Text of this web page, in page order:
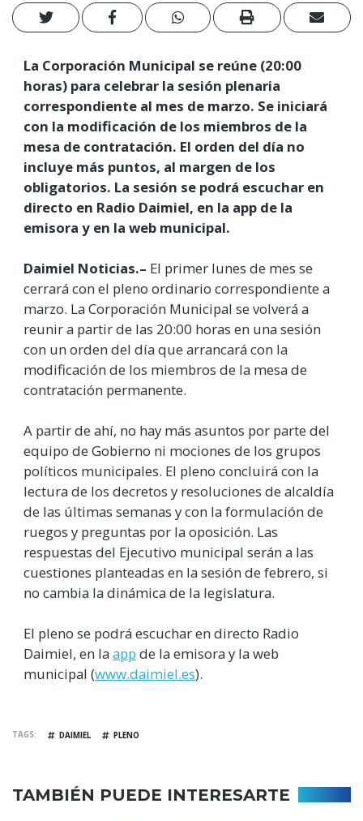
La Corporación Municipal se reúne (20:00
horas) para celebrar la sesión plenaria
correspondiente al mes de marzo. Se iniciará
con la modificación de los miembros de la
mesa de contratación. El orden del día no
incluye más puntos, al margen de los
obligatorios. La sesión se podrá escuchar en
directo en Radio Daimiel, en la app de la
emisora y en la web municipal.
Daimiel Noticias.– El primer lunes de mes se
cerrará con el pleno ordinario correspondiente a
marzo. La Corporación Municipal se volverá a
reunir a partir de las 20:00 horas en una sesión
con un orden del día que arrancará con la
modificación de los miembros de la mesa de
contratación permanente.
A partir de ahí, no hay más asuntos por parte del
equipo de Gobierno ni mociones de los grupos
políticos municipales. El pleno concluirá con la
lectura de los decretos y resoluciones de alcaldía
de las últimas semanas y con la formulación de
ruegos y preguntas por la oposición. Las
respuestas del Ejecutivo municipal serán a las
cuestiones planteadas en la sesión de febrero, si
no cambia la dinámica de la legislatura.
El pleno se podrá escuchar en directo Radio
Daimiel, en laapp de la emisora y la web
municipal (www.daimiel.es).
TAGS DAIMIEL PLENO
TAMBIÉN PUEDE INTERESARTE